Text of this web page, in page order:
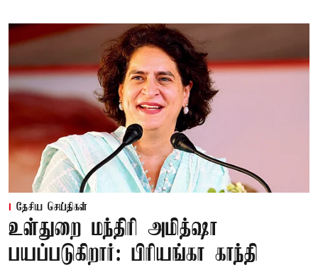
தேசிய செய்திகள்
உள்துறை மந்திரி அமித்ஷா
பயப்படுகிறார்: பிரியங்கா காந்தி